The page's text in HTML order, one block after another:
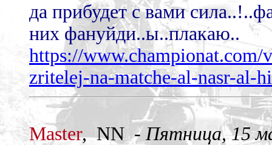
да прибудет с вами
них фануйди..ы..плакаю..
https://www.championat.com/
zritelej-na-matche-al-nasr-al-
Master, NN -Пятница, 15